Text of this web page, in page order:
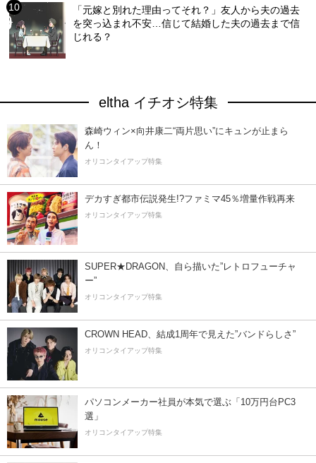
「元嫁と別れた理由ってそれ？」友人から夫の過去
を突っ込まれ不安…信じて結婚した夫の過去まで信
じれる？
eltha イチオシ特集
森崎ウィン×向井康二“両片思い”にキュンが止まら
ん！
オリコンタイアップ特集
デカすぎ都市伝説発生!?ファミマ45％増量作戦再来
オリコンタイアップ特集
SUPER★DRAGON、自ら描いた”レトロフューチャ
ー”
オリコンタイアップ特集
CROWN HEAD、結成1周年で見えた”バンドらしさ”
オリコンタイアップ特集
パソコンメーカー社員が本気で選ぶ「10万円台PC3
選」
オリコンタイアップ特集